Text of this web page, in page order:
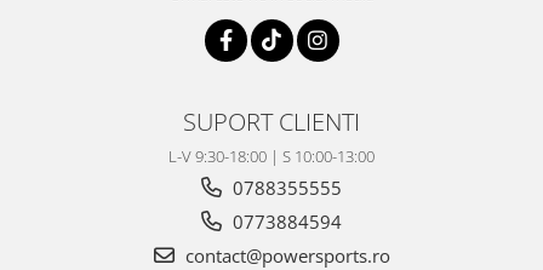
întotdeauna specificațiile producătorului vehiculului tău și să iei
în considerare dacă este necesar unkit de înălțare (lift kit)
alte modificări ale suspensiei pentru a asigura un spațiu suficient
SUPORT CLIENTI
L-V 9:30-18:00 | S 10:00-13:00
0788355555
0773884594
contact@powersports.ro